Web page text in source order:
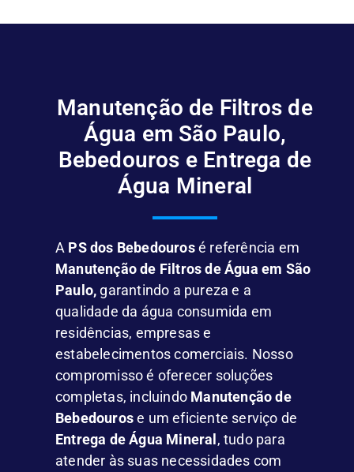
Manutenção de Filtros de
Água em São Paulo,
Bebedouros e Entrega de
Água Mineral
A PS dos Bebedourosé referência em
Manutenção de Filtros de Água em São
Paulo, garantindo a pureza e a
qualidade da água consumida em
residências, empresas e
estabelecimentos comerciais. Nosso
compromisso é oferecer soluções
completas, incluindo Manutenção de
Bebedourose um eficiente serviço de
Entrega de Água Mineral , tudo para
atender às suas necessidades com